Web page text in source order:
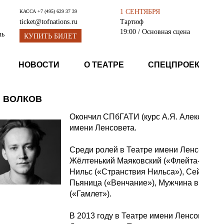
КАССА +7 (495) 629 37 39
ticket@tofnations.ru
КУПИТЬ БИЛЕТ
1 СЕНТЯБРЯ
Тартюф
19:00 / Основная сцена
НОВОСТИ О ТЕАТРЕ
ВОЛКОВ
Окончил СПбГАТИ (курс А.Я.
имени Ленсовета.
Среди ролей в Театре имени
Жёлтенький Маяковский
Нильс («Странствия Нильса»),
Пьяница («Венчание»), Мужчина
(«Гамлет»).
В 2013 году в Театре имени